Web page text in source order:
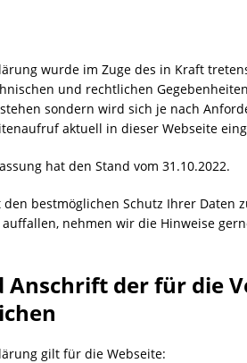
wurde im Zuge des in Kraft
und rechtlichen
sondern wird sich je nach
aktuell in dieser Webseite
hat den Stand vom 31.10.2022.
bestmöglichen Schutz Ihrer Daten
nehmen wir die Hinweise
Anschrift der für die
gilt für die Webseite:
Alpine
Mehr
- Bilder
der Asitzbahn in Leogang
Zur Bildgalerie